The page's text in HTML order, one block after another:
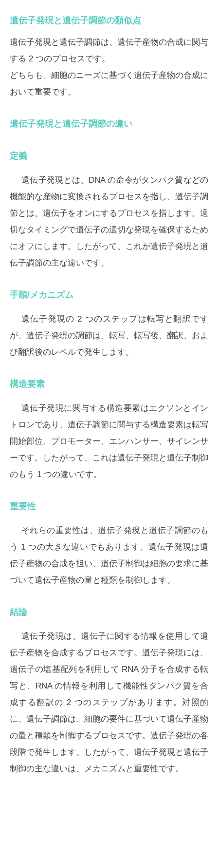
遺伝子発現と遺伝子調節の類似点
遺伝子発現と遺伝子調節は、遺伝子産物の合成に関与
する 2 つのプロセスです。
どちらも、細胞のニーズに基づく遺伝子産物の合成に
おいて重要です。
遺伝子発現と遺伝子調節の違い
定義
遺伝子発現とは、DNA の命令がタンパク質などの
機能的な産物に変換されるプロセスを指し、遺伝子調
節とは、遺伝子をオンにするプロセスを指します。適
切なタイミングで遺伝子の適切な発現を確保するため
にオフにします。したがって、これが遺伝子発現と遺
伝子調節の主な違いです。
手順/メカニズム
遺伝子発現の 2 つのステップは転写と翻訳です
が、遺伝子発現の調節は、転写、転写後、翻訳、およ
び翻訳後のレベルで発生します。
構造要素
遺伝子発現に関与する構造要素はエクソンとイン
トロンであり、遺伝子調節に関与する構造要素は転写
開始部位、プロモーター、エンハンサー、サイレンサ
ーです。したがって、これは遺伝子発現と遺伝子制御
のもう 1 つの違いです。
重要性
それらの重要性は、遺伝子発現と遺伝子調節のも
う 1 つの大きな違いでもあります。遺伝子発現は遺
伝子産物の合成を担い、遺伝子制御は細胞の要求に基
づいて遺伝子産物の量と種類を制御します。
結論
遺伝子発現は、遺伝子に関する情報を使用して遺
伝子産物を合成するプロセスです。遺伝子発現には、
遺伝子の塩基配列を利用して RNA 分子を合成する転
写と、RNA の情報を利用して機能性タンパク質を合
成する翻訳の 2 つのステップがあります。対照的
に、遺伝子調節は、細胞の要件に基づいて遺伝子産物
の量と種類を制御するプロセスです。遺伝子発現の各
段階で発生します。したがって、遺伝子発現と遺伝子
制御の主な違いは、メカニズムと重要性です。